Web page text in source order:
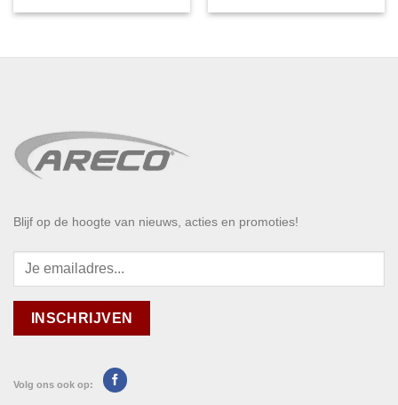
Blijf op de hoogte van nieuws, acties en promoties!
Volg ons ook op: